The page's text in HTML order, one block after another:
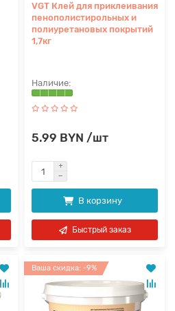
VGT Клей для приклеивания
пенополистирольных и
полиуретановых покрытий
1,7кг
5.99 BYN /шт
В корзину
Быстрый заказ
Ваша скидка: -9%